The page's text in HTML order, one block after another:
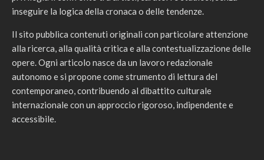
inseguire la logica della cronaca o delle tendenze.
Il sito pubblica contenuti originali con particolare attenzione
alla ricerca, alla qualità critica e alla contestualizzazione delle
opere. Ogni articolo nasce da un lavoro redazionale
autonomo e si propone come strumento di lettura del
contemporaneo, contribuendo al dibattito culturale
internazionale con un approccio rigoroso, indipendente e
accessibile.